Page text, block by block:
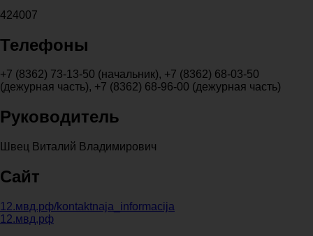
424007
Телефоны
+7 (8362) 73-13-50 (начальник), +7 (8362) 68-03-50
(дежурная часть), +7 (8362) 68-96-00 (дежурная часть)
Руководитель
Швец Виталий Владимирович
Сайт
12.мвд.рф/kontaktnaja_informacija
12.мвд.рф